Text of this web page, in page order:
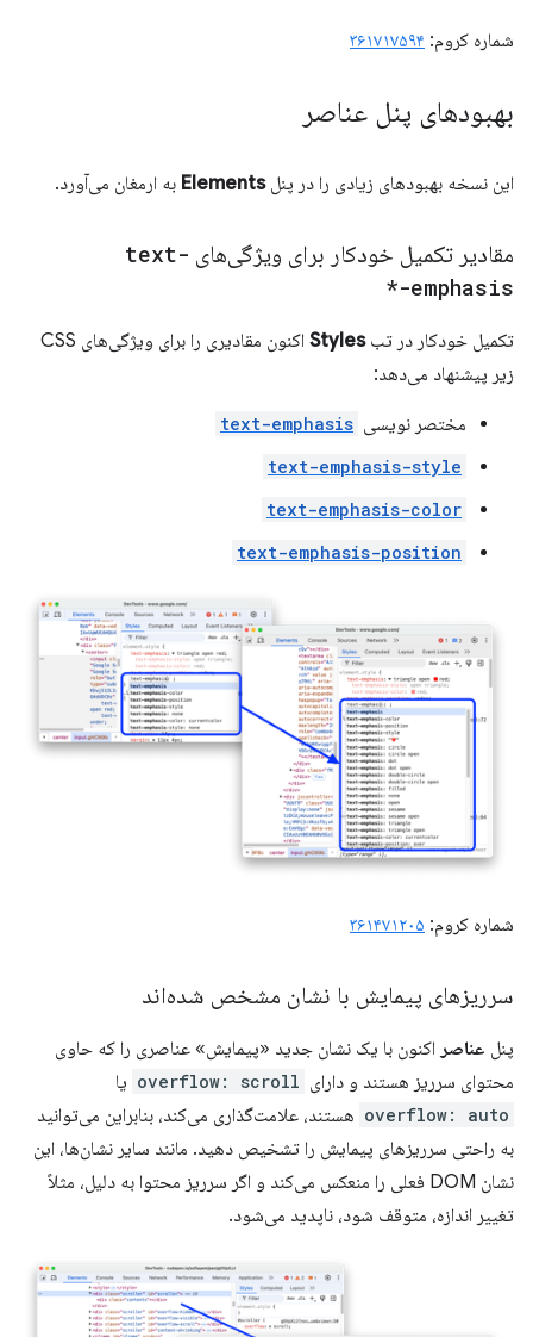
شماره کروم: ۳۶۱۷۱۷۵۹۴
بهبودهای پنل عناصر
این نسخه بهبودهای زیادی را در پنلElements به ارمغان می‌آورد.
مقادیر تکمیل خودکار برای ویژگی‌های text-
emphasis-*
تکمیل خودکار در تبStyles
اکنون مقادیری را برای ویژگی‌های CSS
زیر پیشنهاد می‌دهد:
مختصر نویسی text-emphasis
text-emphasis-style
text-emphasis-color
text-emphasis-position
شماره کروم: ۳۶۱۴۷۱۲۰۵
سرریزهای پیمایش با نشان مشخص شده‌اند
پنل عناصر اکنون با یک نشان جدید «پیمایش» عناصری را که حاوی
محتوای سرریز هستند و دارای overflow: scroll یا
overflow: auto هستند، علامت‌گذاری می‌کند، بنابراین می‌توانید
به راحتی سرریزهای پیمایش را تشخیص دهید. مانند سایر نشان‌ها، این
نشان DOM فعلی را منعکس می‌کند و اگر سرریز محتوا به دلیل، مثلاً
تغییر اندازه، متوقف شود، ناپدید می‌شود.